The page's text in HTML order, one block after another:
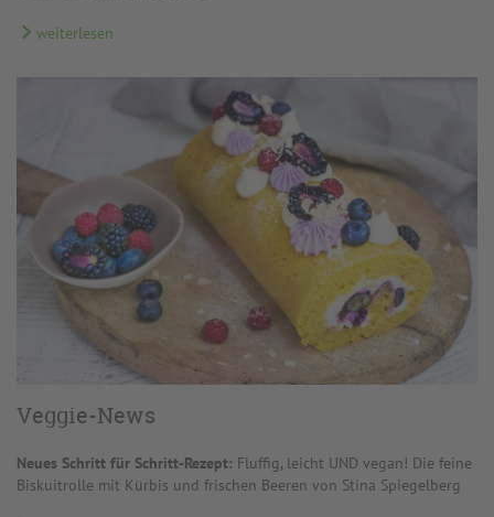
weiterlesen
Veggie-News
Neues Schritt für Schritt-Rezept: Fluffig, leicht UND vegan! Die feine
Biskuitrolle mit Kürbis und frischen Beeren von Stina Spiegelberg